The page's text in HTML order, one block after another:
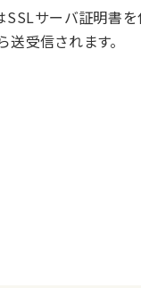
SSLサーバ証明書
送受信されます。